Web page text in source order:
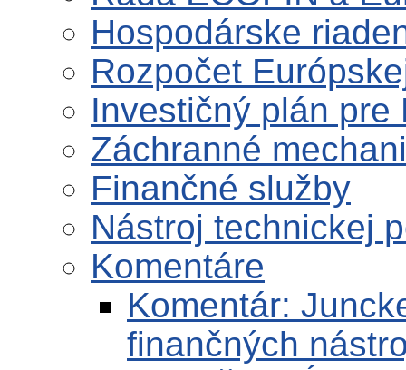
Hospodárske
Rozpočet
Investičný plán pre
Záchranné
Finančné služby
Nástroj technickej
Komentáre
Komentár:
finančných